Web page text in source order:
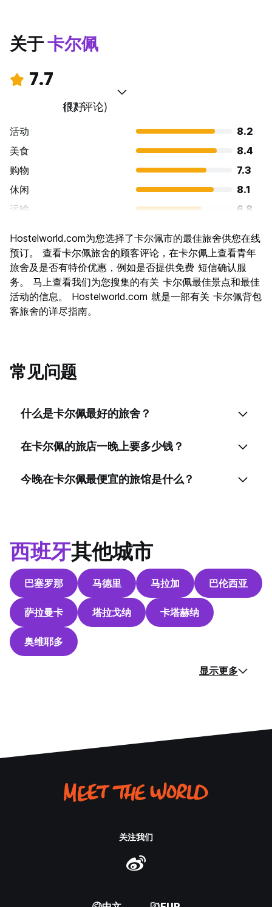
关于卡尔佩
7.7
很好
(17 评论)
活动
8.2
美食
8.4
购物
7.3
休闲
8.1
运输
6.8
文化
6.7
夜生活
7.4
物有所值
8.4
Hostelworld.com为您选择了卡尔佩市的最佳旅舍供您在线
预订。 查看卡尔佩旅舍的顾客评论，在卡尔佩上查看青年
旅舍及是否有特价优惠，例如是否提供免费 短信确认服
务。 马上查看我们为您搜集的有关 卡尔佩最佳景点和最佳
活动的信息。 Hostelworld.com 就是一部有关 卡尔佩背包
客旅舍的详尽指南。
常见问题
什么是卡尔佩最好的旅舍？
在卡尔佩的旅店一晚上要多少钱？
今晚在卡尔佩最便宜的旅馆是什么？
西班牙其他城市
巴塞罗那 马德里 马拉加 巴伦西亚
萨拉曼卡 塔拉戈纳 卡塔赫纳
奥维耶多
显示更多
关注我们